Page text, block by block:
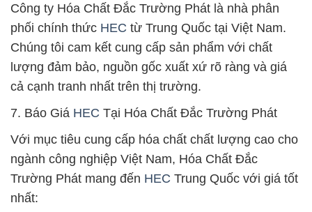
Công ty Hóa Chất Đắc Trường Phát là nhà phân
phối chính thức HEC từ Trung Quốc tại Việt Nam.
Chúng tôi cam kết cung cấp sản phẩm với chất
lượng đảm bảo, nguồn gốc xuất xứ rõ ràng và giá
cả cạnh tranh nhất trên thị trường.
7. Báo Giá HEC Tại Hóa Chất Đắc Trường Phát
Với mục tiêu cung cấp hóa chất chất lượng cao cho
ngành công nghiệp Việt Nam, Hóa Chất Đắc
Trường Phát mang đến HEC Trung Quốc với giá tốt
nhất: